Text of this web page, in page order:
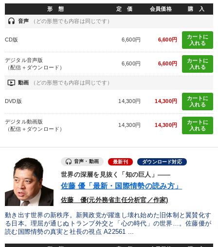
形 態 定 価 会員価格 購 入
headset 音声 （どの形態でも内容は同じです）
CD版 6,600円 6,600円
カートに
入れる
デジタル音声版
（配信＋ダウンロード）
6,600円 6,600円
カートに
入れる
ondemand_video 動画 （どの形態でも内容は同じです）
DVD版 14,300円 14,300円
カートに
入れる
デジタル動画版
（配信＋ダウンロード）
14,300円 14,300円
カートに
入れる
音声・動画 最新刊 ダウンロード対応
世界の深層を見抜く「知の巨人」――
佐藤 優「最新・国際情勢の読み方」
佐藤 優(元外務省主任分析官／作家)
動き出す世界の新秩序。新興政党が躍進し壊れ始めた旧体制と翼賛化す
る日本。理屈が通じぬトランプ外交と「心の時代」の世界…。佐藤優が
読む国際情勢の真実と社長の視点 A22561 ...